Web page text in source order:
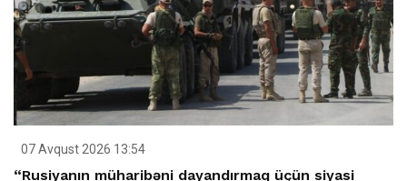
07 Avqust 2026 13:54
“Rusiyanın müharibəni dayandırmaq üçün siyasi